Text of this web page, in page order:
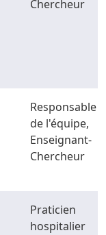
Chercheur
Responsable
de l'équipe,
Enseignant-
Chercheur
Praticien
hospitalier